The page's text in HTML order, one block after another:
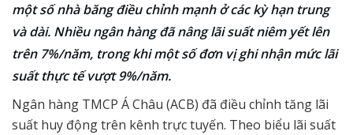
một số nhà băng điều chỉnh mạnh ở các kỳ hạn trung
và dài. Nhiều ngân hàng đã nâng lãi suất niêm yết lên
trên 7%/năm, trong khi một số đơn vị ghi nhận mức lãi
suất thực tế vượt 9%/năm.
Ngân hàng TMCP Á Châu (ACB) đã điều chỉnh tăng lãi
suất huy động trên kênh trực tuyến. Theo biểu lãi suất